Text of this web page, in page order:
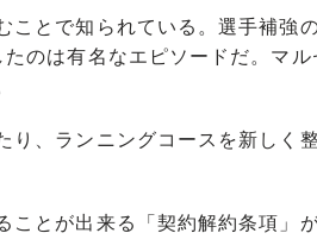
とで知られている。選手補強
のは有名なエピソードだ。マル
、ランニングコースを新しく
とが出来る「契約解約条項」